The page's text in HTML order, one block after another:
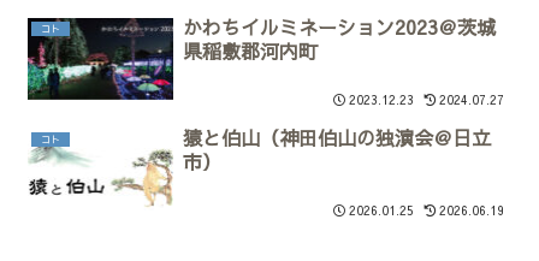
コト
かわちイルミネーション2023＠茨城
県稲敷郡河内町
2023.12.23 2024.07.27
コト
猿と伯山（神田伯山の独演会＠日立
市）
2026.01.25 2026.06.19